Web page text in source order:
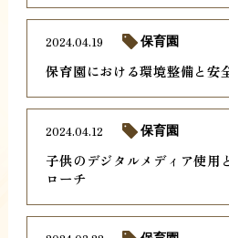
保育園における環境整備と安
2024.04.19 保育園
子供のデジタルメディア使用
ローチ
2024.04.12 保育園